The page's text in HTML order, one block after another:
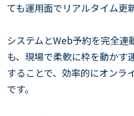
ても運用面でリアルタイム更
システムとWeb予約を完全連
も、現場で柔軟に枠を動かす
することで、効率的にオンラ
です。